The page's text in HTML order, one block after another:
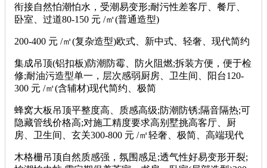
衔接自然怕潮怕水，受潮易变形;耐污性差客厅、餐厅、
卧室、过道80-150 元 /㎡(普通造型)
200-400 元 /㎡(复杂造型)欧式、新中式、轻奢、现代简约
集成吊顶(铝扣板)防潮防霉、防火阻燃;拆装方便，便于检
修;耐油污造型单一，层次感弱厨房、卫生间、阳台120-
300 元 /㎡(含辅材)现代简约、极简
蜂窝大板吊顶平整度高、质感高级;防潮防锈;隔音隔热;可
隐藏管线价格高;对施工精度要求高别墅挑高客厅、厨
房、卫生间、玄关300-800 元 /㎡轻奢、极简、高端现代
木格栅吊顶自然质感强，氛围感足;透气性好易变形开裂;